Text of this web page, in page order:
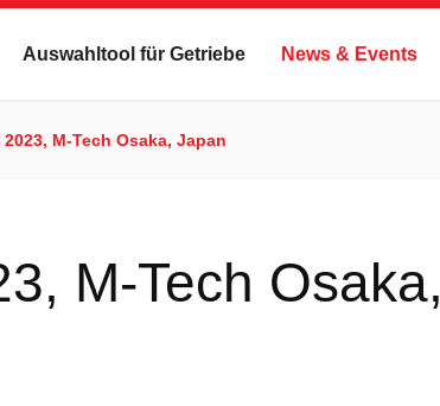
Auswahltool für Getriebe News & Events
M-Tech Osaka, Japan
M-Tech Osaka,